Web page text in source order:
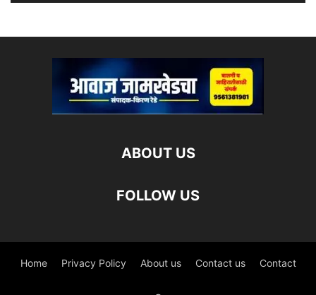
ABOUT US
FOLLOW US
Home Privacy Policy About us Contact us Contact